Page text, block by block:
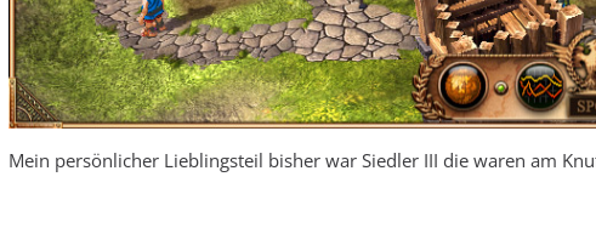
Mein persönlicher Lieblingsteil bisher war Siedler III die waren am